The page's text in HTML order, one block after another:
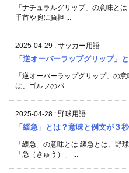
「ナチュラルグリップ」の意味と
手首や腕に負担 ...
2025-04-29 : サッカー用語
「逆オーバーラップグリップ」
「逆オーバーラップグリップ」の
は、ゴルフのパ ...
2025-04-28 : 野球用語
「緩急」とは？意味と例文が３
「緩急」の意味とは 緩急とは、野
「急（きゅう）」 ...